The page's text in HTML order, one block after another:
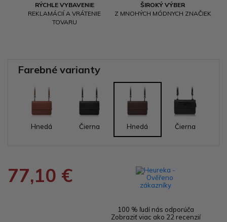
RÝCHLE VYBAVENIE
REKLAMÁCIÍ A VRÁTENIE
TOVARU
ŠIROKÝ VÝBER
Z MNOHÝCH MÓDNYCH ZNAČIEK
Farebné varianty
Hnedá Čierna Hnedá Čierna
77,10 €
100 % ľudí nás odporúča
Zobraziť viac ako 22 recenzií